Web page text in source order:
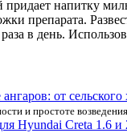
напитку
препарата.
в день.
от
и простоте
Hyundai Creta 1.6 и